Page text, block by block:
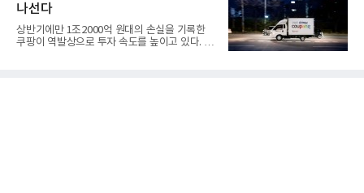
나선다
상반기에만 1조2000억 원대의 손실을 기록한
쿠팡이 역발상으로 투자 속도를 높이고 있다. 이